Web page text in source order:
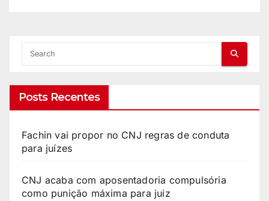
Posts Recentes
Fachin vai propor no CNJ regras de conduta
para juízes
CNJ acaba com aposentadoria compulsória
como punição máxima para juiz